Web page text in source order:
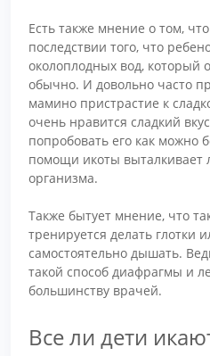
Есть также мнение о том,
последствии того, что
околоплодных вод, который
обычно. И довольно часто
мамино пристрастие к
очень нравится сладкий
попробовать его как можно
помощи икоты выталкивает
организма.
Также бытует мнение, что
тренируется делать глотки
самостоятельно дышать.
такой способ диафрагмы и
большинству врачей.
Все ли дети